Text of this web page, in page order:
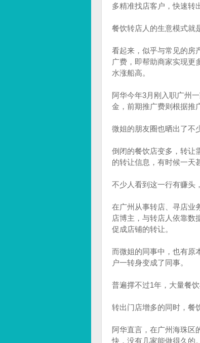
多精准找店客户，快速转
餐饮转店人的生意模式就
看起来，似乎与常见的房
广费，即帮助商家实现更
水涨船高。
阿华今年3月刚入职广州
金，前期推广费则根据推
微姐的朋友圈也晒出了不
倒闭的餐饮店变多，转让
的转让信息，有时候一天
不少人看到这一行有赚头
在广州从事转店、寻店业
店博主，与转店人依靠数
促成店铺的转让。
而微姐的同事中，也有原
户一转身变成了同事。
普遍撑不过1年，大量餐
转出门店增多的同时，餐
阿华直言，在广州海珠区
快，没有几家能做得久的